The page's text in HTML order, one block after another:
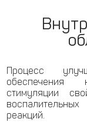
Процесс
обеспечения
стимуляции
реакций.